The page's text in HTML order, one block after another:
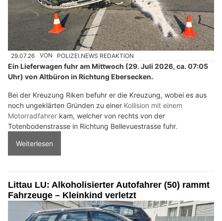
29.07.26 VON POLIZEI.NEWS REDAKTION
Ein Lieferwagen fuhr am Mittwoch (29. Juli 2026, ca. 07:05
Uhr) von Altbüron in Richtung Ebersecken.
Bei der Kreuzung Riken befuhr er die Kreuzung, wobei es aus
noch ungeklärten Gründen zu einer Kollision mit einem
Motorradfahrer kam, welcher von rechts von der
Totenbodenstrasse in Richtung Bellevuestrasse fuhr.
Weiterlesen
Littau LU: Alkoholisierter Autofahrer (50) rammt
Fahrzeuge – Kleinkind verletzt